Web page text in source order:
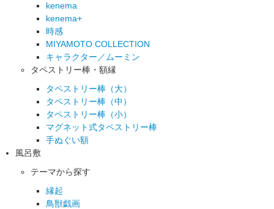
kenema
kenema+
時感
MIYAMOTO COLLECTION
キャラクター／ムーミン
タペストリー棒・額縁
タペストリー棒（大）
タペストリー棒（中）
タペストリー棒（小）
マグネット式タペストリー棒
手ぬぐい額
風呂敷
テーマから探す
縁起
鳥獣戯画